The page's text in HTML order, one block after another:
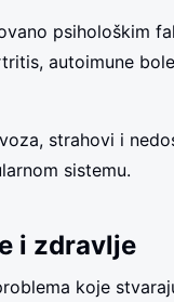
psihološkim
autoimune
strahovi i
sistemu.
i zdravlje
koje